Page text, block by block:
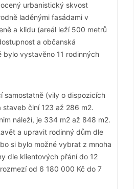
urbanistický skvost
laděnými fasádami v
a klidu (areál leží 500 metrů
a občanská
vystavěno 11 rodinných
samostatně (vily o dispozicích
činí 123 až 286 m2.
náleží, je 334 m2 až 848 m2.
a upravit rodinný dům dle
si bylo možné vybrat z mnoha
dle klientových přání do 12
od 6 180 000 Kč do 7